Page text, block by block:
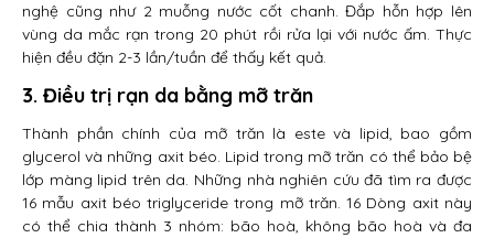
nghệ cũng như 2 muỗng nước cốt chanh. Đắp hỗn hợp lên
vùng da mắc rạn trong 20 phút rồi rửa lại với nước ấm. Thực
hiện đều đặn 2-3 lần/tuần để thấy kết quả.
3. Điều trị rạn da bằng mỡ trăn
Thành phần chính của mỡ trăn là este và lipid, bao gồm
glycerol và những axit béo. Lipid trong mỡ trăn có thể bảo bệ
lớp màng lipid trên da. Những nhà nghiên cứu đã tìm ra được
16 mẫu axit béo triglyceride trong mỡ trăn. 16 Dòng axit này
có thể chia thành 3 nhóm: bão hoà, không bão hoà và đa